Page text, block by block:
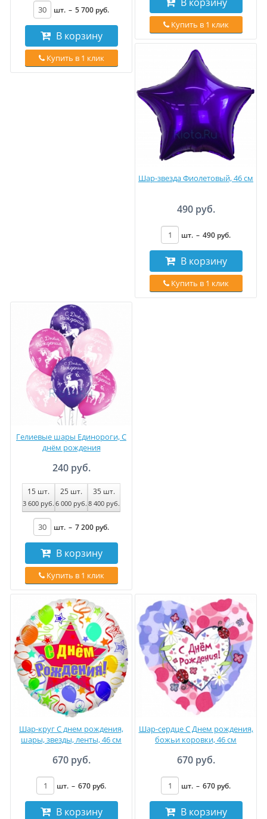
шт. – 5 700 руб.
В корзину
Купить в 1 клик
Купить в 1 клик
Шар-звезда Фиолетовый, 46 см
490 руб.
шт. – 490 руб.
В корзину
Купить в 1 клик
Гелиевые шары Единороги, С
днём рождения
240 руб.
15 шт.
3 600 руб.
25 шт.
6 000 руб.
35 шт.
8 400 руб.
шт. – 7 200 руб.
В корзину
Купить в 1 клик
Шар-круг С днем рождения,
шары, звезды, ленты, 46 см
670 руб.
шт. – 670 руб.
В корзину
Шар-сердце С Днем рождения,
божьи коровки, 46 см
670 руб.
шт. – 670 руб.
В корзину